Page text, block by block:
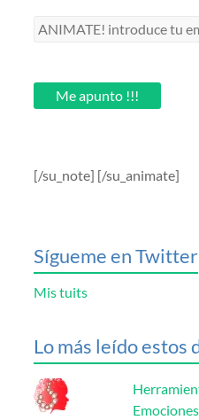
ANIMATE!
email.Me apunto !!!
[/su_note] [/su_animate]
Sígueme en Twitter
Mis tuits
Lo más leído estos